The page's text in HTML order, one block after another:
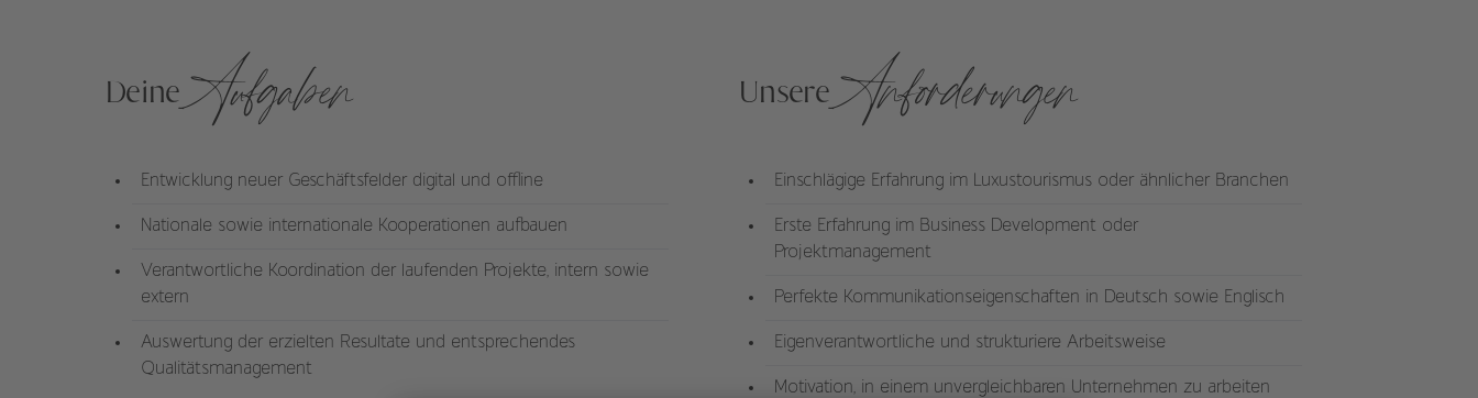
Deine Aufgaben
Entwicklung neuer Geschäftsfelder digital und offline
Nationale sowie internationale Kooperationen aufbauen
Verantwortliche Koordination der laufenden Projekte, intern sowie
extern
Auswertung der erzielten Resultate und entsprechendes
Qualitätsmanagement
Unsere Anforderungen
Einschlägige Erfahrung im Luxustourismus oder ähnlicher Branchen
Erste Erfahrung im Business Development oder
Projektmanagement
Perfekte Kommunikationseigenschaften in Deutsch sowie Englisch
Eigenverantwortliche und strukturiere Arbeitsweise
Motivation, in einem unvergleichbaren Unternehmen zu arbeiten